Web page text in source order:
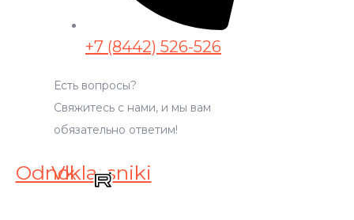
+7 (8442) 526-526
Есть вопросы?
Свяжитесь с нами, и мы вам
обязательно ответим!
Vk
Odnoklassniki